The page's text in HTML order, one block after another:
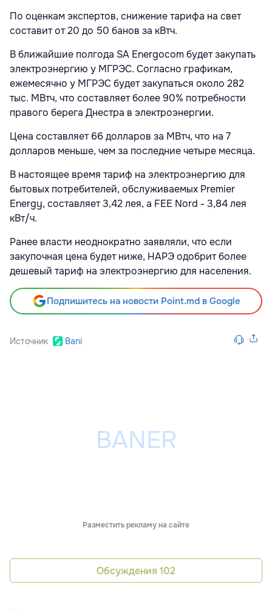
По оценкам экспертов, снижение тарифа на свет
составит от 20 до 50 банов за кВтч.
В ближайшие полгода SA Energocom будет закупать
электроэнергию у МГРЭС. Согласно графикам,
ежемесячно у МГРЭС будет закупаться около 282
тыс. МВтч, что составляет более 90% потребности
правого берега Днестра в электроэнергии.
Цена составляет 66 долларов за МВтч, что на 7
долларов меньше, чем за последние четыре месяца.
В настоящее время тариф на электроэнергию для
бытовых потребителей, обслуживаемых Premier
Energy, составляет 3,42 лея, а FEE Nord - 3,84 лея
кВт/ч.
Ранее власти неоднократно заявляли, что если
закупочная цена будет ниже, НАРЭ одобрит более
дешевый тариф на электроэнергию для населения.
Подпишитесь на новости Point.md в Google
Источник Bani
Разместить рекламу на сайте
Обсуждения 102